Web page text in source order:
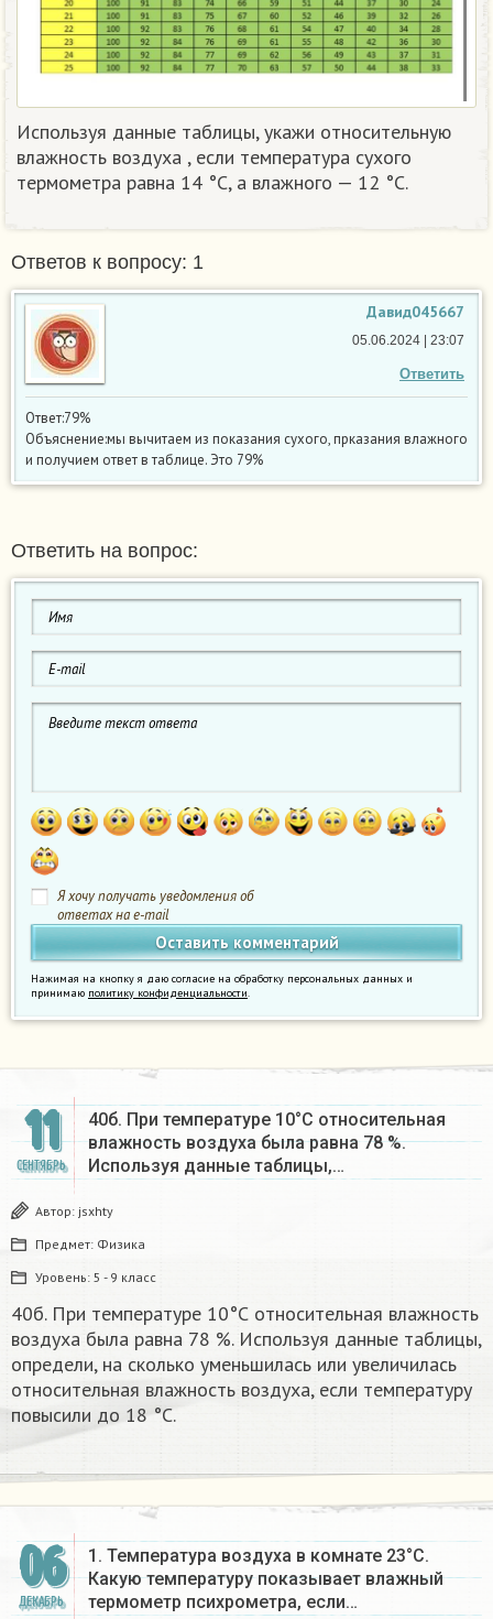
Используя данные таблицы, укажи относительную
влажность воздуха , если температура сухого
термометра равна 14 °С, а влажного — 12 °С.
Ответов к вопросу: 1
Давид045667
Ответить
05.06.2024 | 23:07
Ответ:79%
Объяснение:мы вычитаем из показания сухого, прказания влажного
и получием ответ в таблице. Это 79%
Ответить на вопрос:
Я хочу получать уведомления об
ответах на e-mail
Нажимая на кнопку я даю согласие на обработку персональных данных и
принимаю политику конфиденциальности.
11
СЕНТЯБРЬ
40б. При температуре 10°С относительная
влажность воздуха была равна 78 %.
Используя данные таблицы,…
Автор: jsxhty
Предмет: Физика
Уровень: 5 - 9 класс
40б. При температуре 10°С относительная влажность
воздуха была равна 78 %. Используя данные таблицы,
определи, на сколько уменьшилась или увеличилась
относительная влажность воздуха, если температуру
повысили до 18 °С.
06
ДЕКАБРЬ
1. Температура воздуха в комнате 23°С.
Какую температуру показывает влажный
термометр психрометра, если…